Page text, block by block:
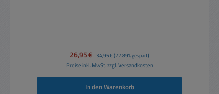
Verkaufspreis:
26,95 € Regulärer Preis:
34,95 € (22.89% gespart)
Preise inkl. MwSt. zzgl. Versandkosten
In den Warenkorb